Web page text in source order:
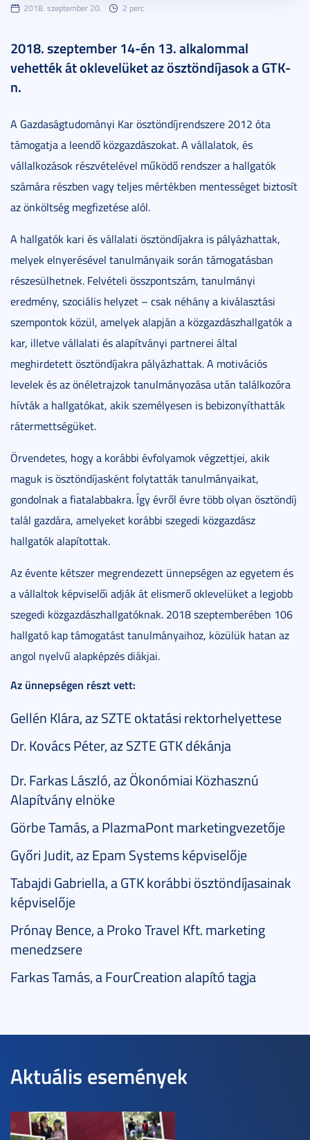
2018. szeptember 20. 2 perc
2018. szeptember 14-én 13. alkalommal
vehették át oklevelüket az ösztöndíjasok a GTK-
n.
A Gazdaságtudományi Kar ösztöndíjrendszere 2012 óta
támogatja a leendő közgazdászokat. A vállalatok, és
vállalkozások részvételével működő rendszer a hallgatók
számára részben vagy teljes mértékben mentességet biztosít
az önköltség megfizetése alól.
A hallgatók kari és vállalati ösztöndíjakra is pályázhattak,
melyek elnyerésével tanulmányaik során támogatásban
részesülhetnek. Felvételi összpontszám, tanulmányi
eredmény, szociális helyzet – csak néhány a kiválasztási
szempontok közül, amelyek alapján a közgazdászhallgatók a
kar, illetve vállalati és alapítványi partnerei által
meghirdetett ösztöndíjakra pályázhattak. A motivációs
levelek és az önéletrajzok tanulmányozása után találkozóra
hívták a hallgatókat, akik személyesen is bebizonyíthatták
rátermettségüket.
Örvendetes, hogy a korábbi évfolyamok végzettjei, akik
maguk is ösztöndíjasként folytatták tanulmányaikat,
gondolnak a fiatalabbakra. Így évről évre több olyan ösztöndíj
talál gazdára, amelyeket korábbi szegedi közgazdász
hallgatók alapítottak.
Az évente kétszer megrendezett ünnepségen az egyetem és
a vállaltok képviselői adják át elismerő oklevelüket a legjobb
szegedi közgazdászhallgatóknak. 2018 szeptemberében 106
hallgató kap támogatást tanulmányaihoz, közülük hatan az
angol nyelvű alapképzés diákjai.
Az ünnepségen részt vett:
Gellén Klára, az SZTE oktatási rektorhelyettese
Dr. Kovács Péter, az SZTE GTK dékánja
Dr. Farkas László, az Ökonómiai Közhasznú
Alapítvány elnöke
Görbe Tamás, a PlazmaPont marketingvezetője
Győri Judit, az Epam Systems képviselője
Tabajdi Gabriella, a GTK korábbi ösztöndíjasainak
képviselője
Prónay Bence, a Proko Travel Kft. marketing
menedzsere
Farkas Tamás, a FourCreation alapító tagja
Aktuális események